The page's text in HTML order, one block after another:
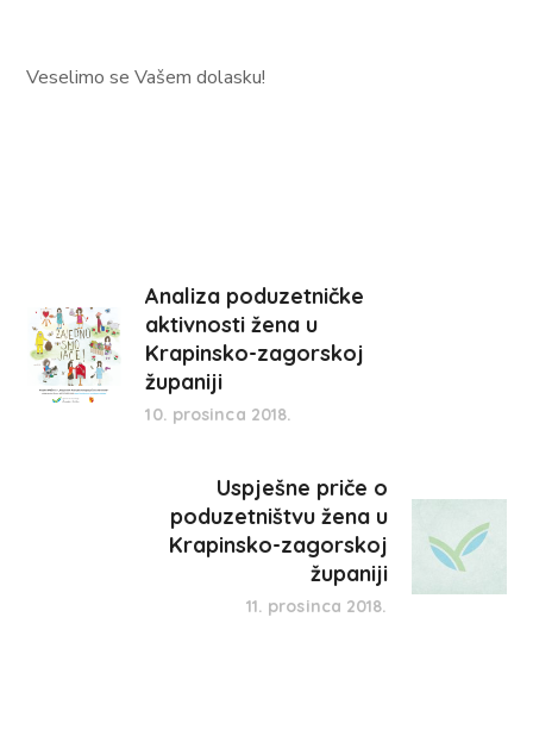
Veselimo se Vašem dolasku!
Analiza poduzetničke
aktivnosti žena u
Krapinsko-zagorskoj
županiji
10. prosinca 2018.
Uspješne priče o
poduzetništvu žena u
Krapinsko-zagorskoj
županiji
11. prosinca 2018.